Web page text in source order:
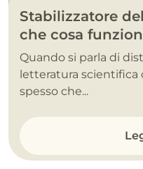
Stabilizzatore
che cosa
Quando si parla di
letteratura scientifica
spesso che...